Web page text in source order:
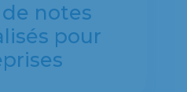
notes
pour